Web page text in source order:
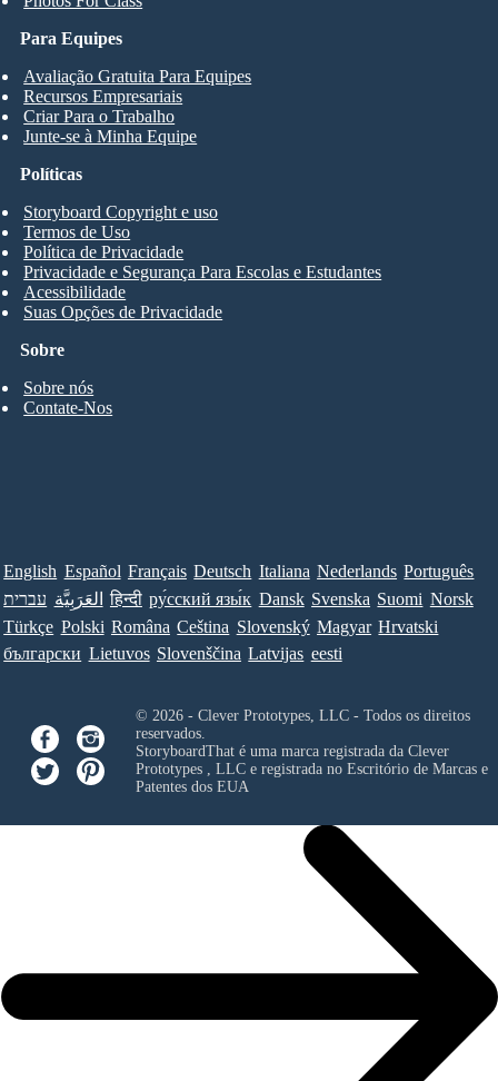
Para Equipes
Avaliação Gratuita Para Equipes
Recursos Empresariais
Criar Para o Trabalho
Junte-se à Minha Equipe
Sobre
Sobre nós
Contate-Nos
Políticas
Storyboard Copyright e uso
Termos de Uso
Política de Privacidade
Privacidade e Segurança Para Escolas e Estudantes
Acessibilidade
Suas Opções de Privacidade
English Español Français Deutsch Italiana Nederlands Português
עברית العَرَبِيَّة हिन्दी ру́сский язы́к Dansk Svenska Suomi Norsk
Türkçe Polski Româna Ceština Slovenský Magyar Hrvatski
български Lietuvos Slovenščina Latvijas eesti
© 2026 - Clever Prototypes, LLC - Todos os direitos
reservados.
StoryboardThat é uma marca registrada da Clever
Prototypes , LLCe registrada no Escritório de Marcas e
Patentes dos EUA